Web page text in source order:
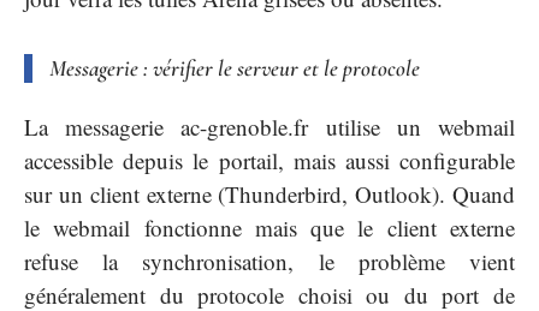
Messagerie : vérifier le serveur et le protocole
La messagerie ac-grenoble.fr utilise un webmail
accessible depuis le portail, mais aussi configurable
sur un client externe (Thunderbird, Outlook). Quand
le webmail fonctionne mais que le client externe
refuse la synchronisation, le problème vient
généralement du protocole choisi ou du port de